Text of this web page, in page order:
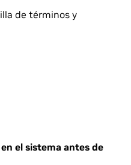
de términos y
el sistema antes de